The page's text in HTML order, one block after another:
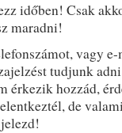
időben! Csak
maradni!
vagy
tudjunk
érkezik hozzád,
de